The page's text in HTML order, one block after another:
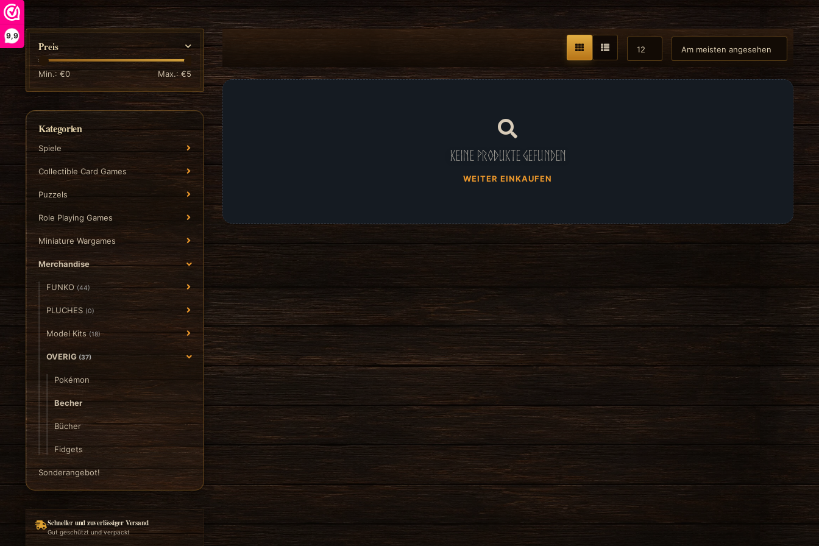
9,9
Preis
Min.: €0 Max.: €5
Kategorien
Spiele
Collectible Card Games
Puzzels
Role Playing Games
Miniature Wargames
Merchandise
FUNKO (44)
PLUCHES(0)
Model Kits(18)
OVERIG (37)
Pokémon
Becher
Bücher
Fidgets
Sonderangebot!
Schneller und zuverlässiger Versand
Gut geschützt und verpackt
Keine Produkte gefunden
WEITER EINKAUFEN